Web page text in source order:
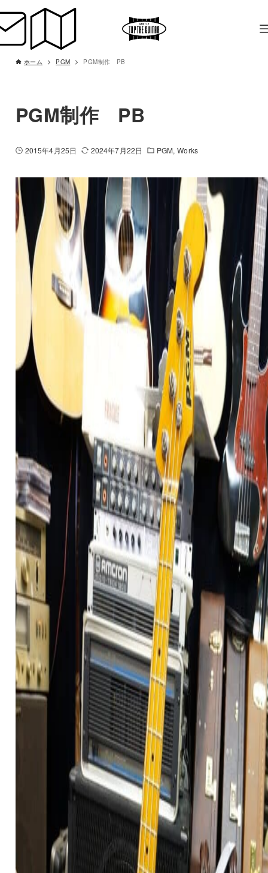
ホーム PGM PGM制作 PB
PGM制作 PB
2015年4月25日 2024年7月22日 PGM Works